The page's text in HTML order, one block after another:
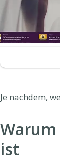
Je nachdem,
ist